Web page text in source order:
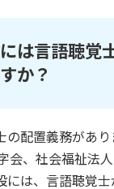
は言語聴覚
か？
の配置義務があ
会、社会福祉法
には、言語聴覚